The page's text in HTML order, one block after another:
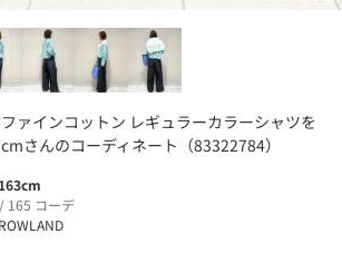
ァインコットン レギュラーカラーシャツを
さんのコーディネート（83322784）
165 コーデ